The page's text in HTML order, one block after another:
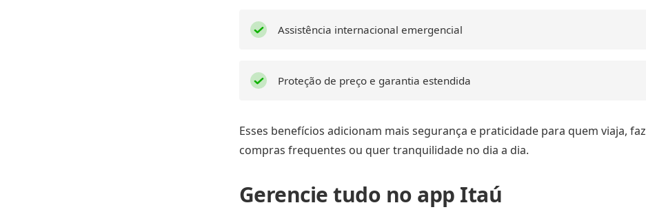
Assistência internacional emergencial
Proteção de preço e garantia estendida
Esses benefícios adicionam mais segurança e praticidade para quem viaja, faz
compras frequentes ou quer tranquilidade no dia a dia.
Gerencie tudo no app Itaú